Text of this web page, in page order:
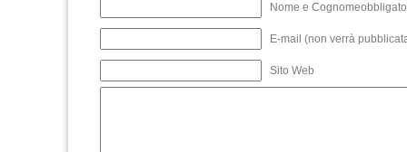
Nome e
E-mail (non verrà
Sito Web